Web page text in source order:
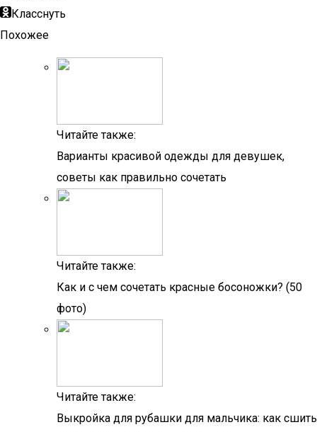
Класснуть
Похожее
Читайте также:
Варианты красивой одежды для девушек,
советы как правильно сочетать
Читайте также:
Как и с чем сочетать красные босоножки? (50
фото)
Читайте также:
Выкройка для рубашки для мальчика: как сшить